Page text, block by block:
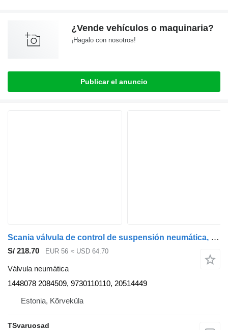
¿Vende vehículos o maquinaria?
¡Hagalo con nosotros!
Publicar el anuncio
Scania válvula de control de suspensión neumática, ecas 1448078 válvula neumática para Scania P230 cabeza tractora
S/ 218.70 EUR 56 ≈ USD 64.70
Válvula neumática
1448078 2084509, 9730110110, 20514449
Estonia, Kõrveküla
TSvaruosad